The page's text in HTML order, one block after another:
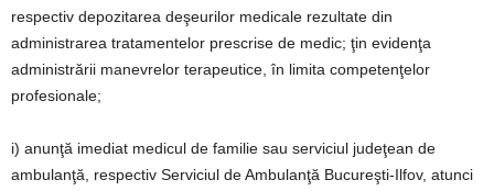
respectiv depozitarea deşeurilor medicale rezultate din
administrarea tratamentelor prescrise de medic; ţin evidenţa
administrării manevrelor terapeutice, în limita competenţelor
profesionale;
i) anunţă imediat medicul de familie sau serviciul judeţean de
ambulanţă, respectiv Serviciul de Ambulanţă Bucureşti-Ilfov, atunci